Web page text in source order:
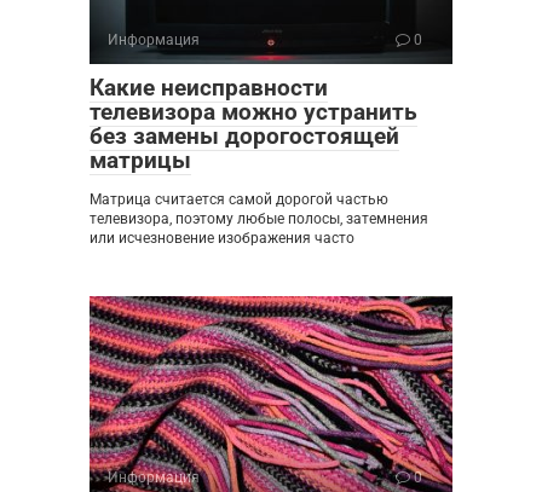
Информация 0
Какие неисправности
телевизора можно устранить
без замены дорогостоящей
матрицы
Матрица считается самой дорогой частью
телевизора, поэтому любые полосы, затемнения
или исчезновение изображения часто
Информация 0